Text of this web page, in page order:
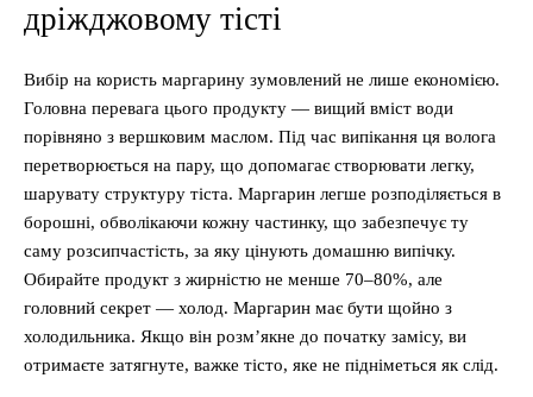
дріжджовому тісті
Вибір на користь маргарину зумовлений не лише економією.
Головна перевага цього продукту — вищий вміст води
порівняно з вершковим маслом. Під час випікання ця волога
перетворюється на пару, що допомагає створювати легку,
шарувату структуру тіста. Маргарин легше розподіляється в
борошні, обволікаючи кожну частинку, що забезпечує ту
саму розсипчастість, за яку цінують домашню випічку.
Обирайте продукт з жирністю не менше 70–80%, але
головний секрет — холод. Маргарин має бути щойно з
холодильника. Якщо він розм’якне до початку замісу, ви
отримаєте затягнуте, важке тісто, яке не підніметься як слід.